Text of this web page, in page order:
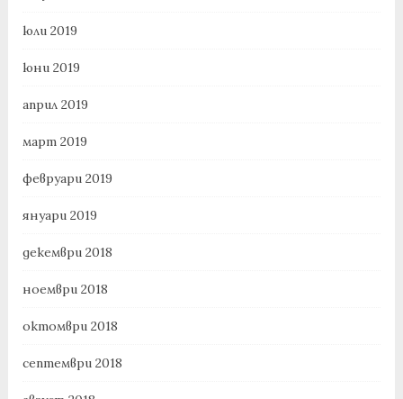
юли 2019
юни 2019
април 2019
март 2019
февруари 2019
януари 2019
декември 2018
ноември 2018
октомври 2018
септември 2018